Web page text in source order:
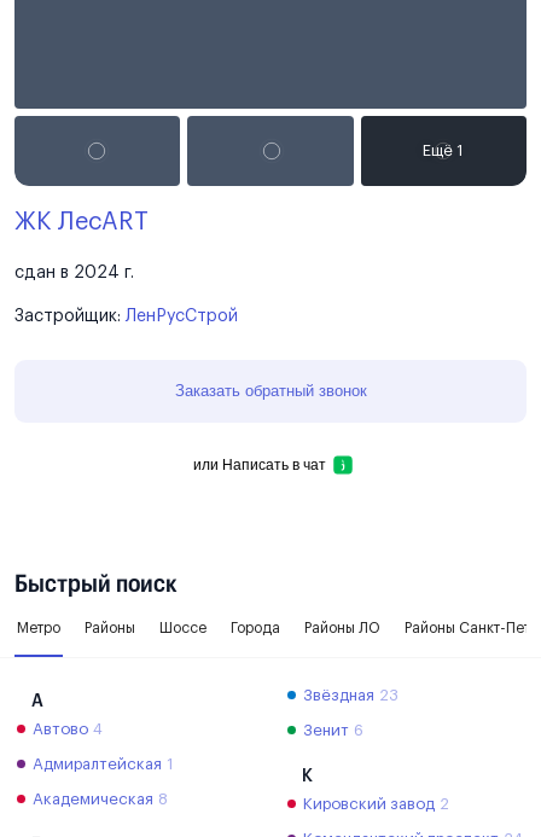
ЖК ЛесART
сдан в 2024 г.
Застройщик: ЛенРусСтрой
Заказать обратный звонок
или Написать в чат
Быстрый поиск
Метро Районы Шоссе Города Районы ЛО Районы Санкт-
А
Автово 4
Адмиралтейская 1
Академическая 8
Звёздная 23
Зенит 6
К
Кировский завод 2